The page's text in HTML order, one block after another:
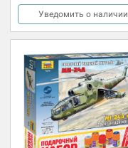
Уведомить о наличии